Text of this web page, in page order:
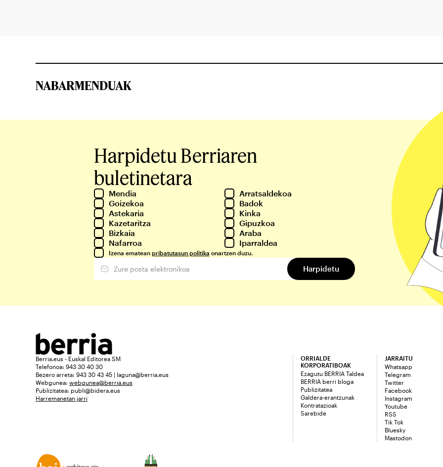
NABARMENDUAK
Harpidetu Berriaren
buletinetara
Mendia
Arratsaldekoa
Goizekoa
Badok
Astekaria
Kinka
Kazetaritza
Gipuzkoa
Bizkaia
Araba
Nafarroa
Iparraldea
Izena ematean pribatutasun politika onartzen duzu.
Berria.eus - Euskal Editorea SM
Telefonoa: 943 30 40 30
Bezero arreta: 943 30 43 45 | laguna@berria.eus
Webgunea: webgunea@berria.eus
Publizitatea: publi@bidera.eus
Harremanetan jarri
ORRIALDE
KORPORATIBOAK
Ezagutu BERRIA Taldea
BERRIA berri bloga
Publizitatea
Galdera-erantzunak
Kontratazioak
Sarebide
JARRAITU
Whatsapp
Telegram
Twitter
Facebook
Instagram
Youtube
RSS
Tik Tok
Bluesky
Mastodon